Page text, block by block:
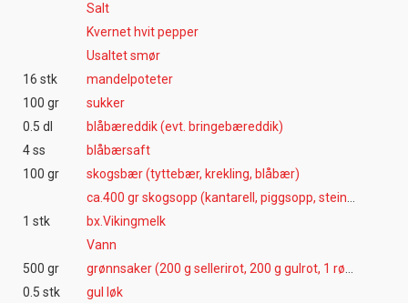
Salt
Kvernet hvit pepper
Usaltet smør
16 stk
mandelpoteter
100 gr
sukker
0.5 dl
blåbæreddik (evt. bringebæreddik)
4 ss
blåbærsaft
100 gr
skogsbær (tyttebær, krekling, blåbær)
1 stk
bx.Vikingmelk
Vann
500 gr
0.5 stk
gul løk